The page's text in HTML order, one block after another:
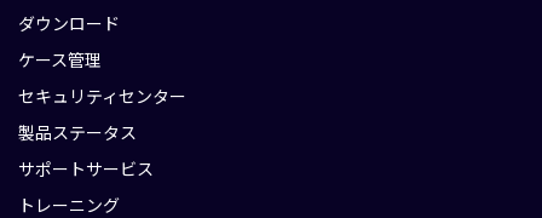
ダウンロード
ケース管理
セキュリティセンター
製品ステータス
サポートサービス
トレーニング